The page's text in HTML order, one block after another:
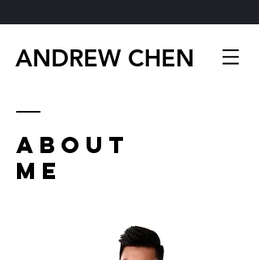
ANDREW CHEN
About
ME